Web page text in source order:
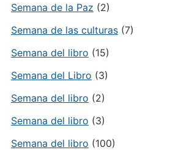
Semana de la Paz (2)
Semana de las culturas(7)
Semana del libro (15)
Semana del Libro (3)
Semana del libro (2)
Semana del libro (3)
Semana del libro (100)